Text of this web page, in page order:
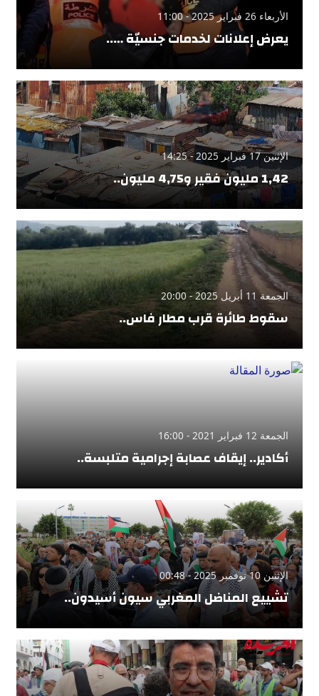
الأربعاء 26 فبراير 2025 - 11:00
يعرض إعلانات لخدمات جنسيّة …..
الإثنين 17 فبراير 2025 - 14:25
1,42 مليون فقير و4,75 مليون..
الجمعة 11 أبريل 2025 - 20:00
سقوط طائرة قرب مطار فاس..
الجمعة 12 فبراير 2021 - 16:00
أكادير.. إيقاف عصابة إجرامية متلبسة..
الإثنين 10 نوفمبر 2025 - 00:48
تشييع المناضل المغربي سيون أسيدون..